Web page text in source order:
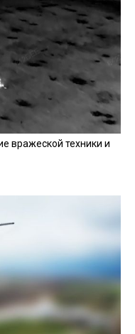
вражеской техники и